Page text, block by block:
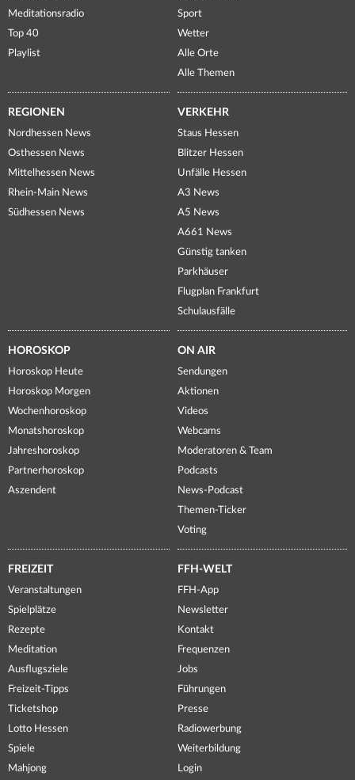
Meditationsradio
Top 40
Playlist
Sport
Wetter
Alle Orte
Alle Themen
REGIONEN
Nordhessen News
Osthessen News
Mittelhessen News
Rhein-Main News
Südhessen News
VERKEHR
Staus Hessen
Blitzer Hessen
Unfälle Hessen
A3 News
A5 News
A661 News
Günstig tanken
Parkhäuser
Flugplan Frankfurt
Schulausfälle
HOROSKOP
Horoskop Heute
Horoskop Morgen
Wochenhoroskop
Monatshoroskop
Jahreshoroskop
Partnerhoroskop
Aszendent
ON AIR
Sendungen
Aktionen
Videos
Webcams
Moderatoren & Team
Podcasts
News-Podcast
Themen-Ticker
Voting
FREIZEIT
Veranstaltungen
Spielplätze
Rezepte
Meditation
Ausflugsziele
Freizeit-Tipps
Ticketshop
Lotto Hessen
Spiele
Mahjong
FFH-WELT
FFH-App
Newsletter
Kontakt
Frequenzen
Jobs
Führungen
Presse
Radiowerbung
Weiterbildung
Login